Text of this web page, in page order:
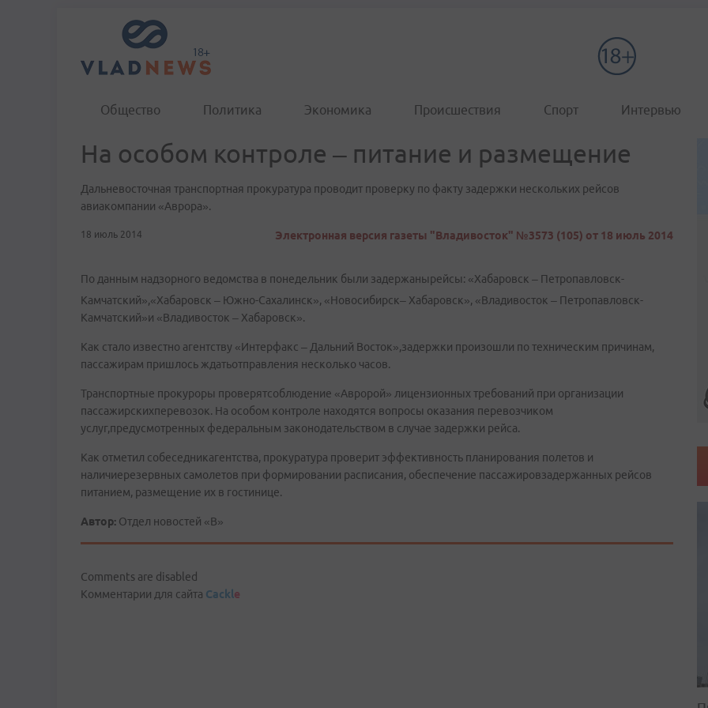
Общество Политика Экономика Происшествия Спорт Интервью
На особом контроле – питание и размещение
Дальневосточная транспортная прокуратура проводит проверку по факту задержки нескольких рейсов
авиакомпании «Аврора».
18 июль 2014 Электронная версия газеты "Владивосток" №3573 (105) от 18 июль 2014
По данным надзорного ведомства в понедельник были задержанырейсы: «Хабаровск – Петропавловск-
Камчатский»,«Хабаровск – Южно-Сахалинск», «Новосибирск– Хабаровск», «Владивосток – Петропавловск-
Камчатский»и «Владивосток – Хабаровск».
Как стало известно агентству «Интерфакс – Дальний Восток»,задержки произошли по техническим причинам,
пассажирам пришлось ждатьотправления несколько часов.
Транспортные прокуроры проверятсоблюдение «Авророй» лицензионных требований при организации
пассажирскихперевозок. На особом контроле находятся вопросы оказания перевозчиком
услуг,предусмотренных федеральным законодательством в случае задержки рейса.
Как отметил собеседникагентства, прокуратура проверит эффективность планирования полетов и
наличиерезервных самолетов при формировании расписания, обеспечение пассажировзадержанных рейсов
питанием, размещение их в гостинице.
Автор: Отдел новостей «В»
Comments are disabled
Комментарии для сайта Cackle